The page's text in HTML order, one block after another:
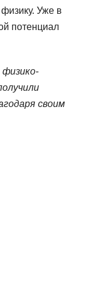
Уже в
потенциал
своим